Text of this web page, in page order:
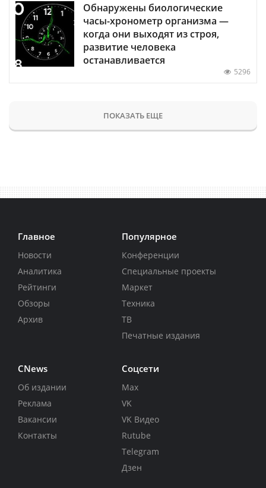
Обнаружены биологические
часы-хронометр организма —
когда они выходят из строя,
развитие человека
останавливается
5296
ПОКАЗАТЬ ЕЩЕ
Главное
Новости
Аналитика
Рейтинги
Обзоры
Архив
Популярное
Конференции
Специальные проекты
Маркет
Техника
ТВ
Печатные издания
CNews
Об издании
Реклама
Вакансии
Контакты
Соцсети
Max
VK
VK Видео
Rutube
Telegram
Дзен